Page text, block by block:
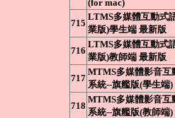
(for mac)
715
LTMS多媒體互動式
業版)學生端 最新版
716
LTMS多媒體互動式
業版)教師端 最新版
717
MTMS多媒體影音互
系統--旗艦版(學生端)
718
MTMS多媒體影音互
系統--旗艦版(教師端)